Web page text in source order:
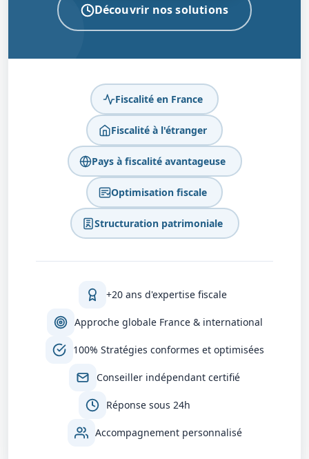
Découvrir nos solutions
Fiscalité en France
Fiscalité à l'étranger
Pays à fiscalité avantageuse
Optimisation fiscale
Structuration patrimoniale
+20 ans d'expertise fiscale
Approche globale France & international
100% Stratégies conformes et optimisées
Conseiller indépendant certifié
Réponse sous 24h
Accompagnement personnalisé